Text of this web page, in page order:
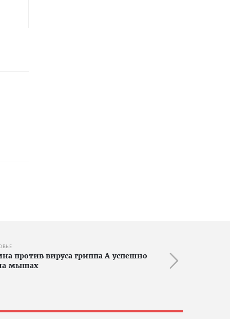
против вируса гриппа А успешно
мышах